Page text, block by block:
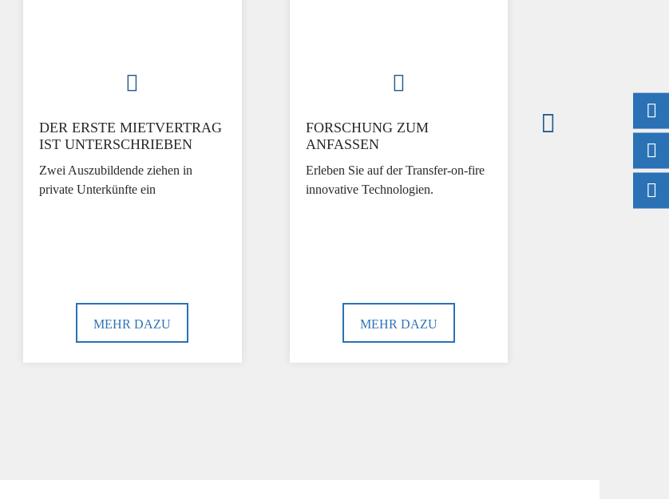
DER ERSTE MIETVERTRAG
IST UNTERSCHRIEBEN
Zwei Auszubildende ziehen in
private Unterkünfte ein
MEHR DAZU
FORSCHUNG ZUM
ANFASSEN
Erleben Sie auf der Transfer-on-fire
innovative Technologien.
MEHR DAZU